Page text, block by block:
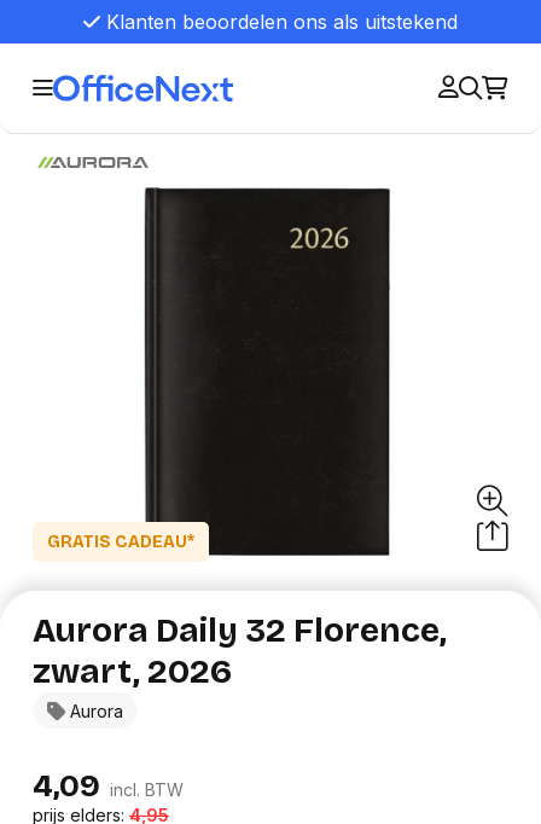
Klanten beoordelen ons als uitstekend
GRATIS CADEAU*
Aurora
Aurora Daily 32 Florence,
zwart, 2026
4,09 incl. BTW
prijs elders:4,95